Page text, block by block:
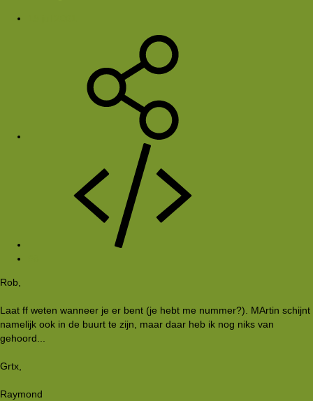
Rob,
Laat ff weten wanneer je er bent (je hebt me nummer?). MArtin schijnt
namelijk ook in de buurt te zijn, maar daar heb ik nog niks van
gehoord...
Grtx,
Raymond